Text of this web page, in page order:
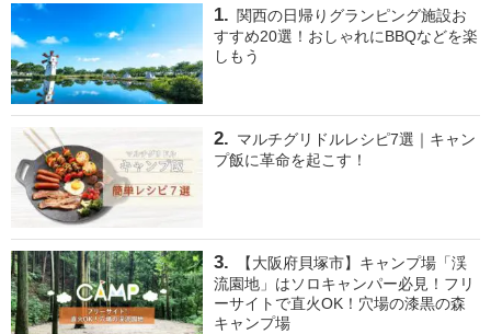
関西の日帰りグランピング施設お
すすめ20選！おしゃれにBBQなどを楽
しもう
マルチグリドルレシピ7選｜キャン
プ飯に革命を起こす！
【大阪府貝塚市】キャンプ場「渓
流園地」はソロキャンパー必見！フリ
ーサイトで直火OK！穴場の漆黒の森
キャンプ場